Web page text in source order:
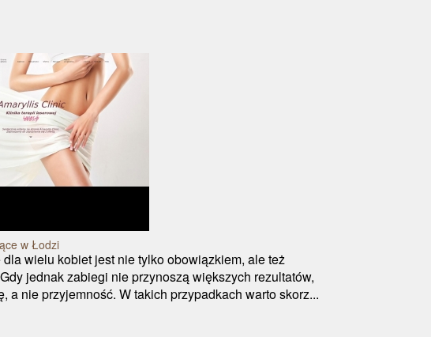
w Łodzi
wielu kobiet jest nie tylko obowiązkiem, ale też
jednak zabiegi nie przynoszą większych rezultatów,
a nie przyjemność. W takich przypadkach warto skorz...